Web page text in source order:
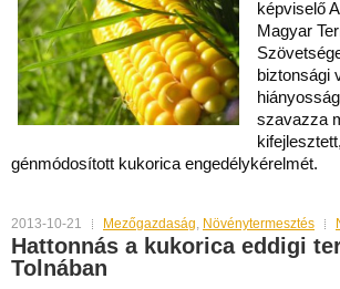
képviselő
Magyar
biztonsági
szavazza
génmódosított kukorica engedélykérelmét.
2013-10-21 Mezőgazdaság Növénytermesztés
Hattonnás a kukorica eddigi
Tolnában